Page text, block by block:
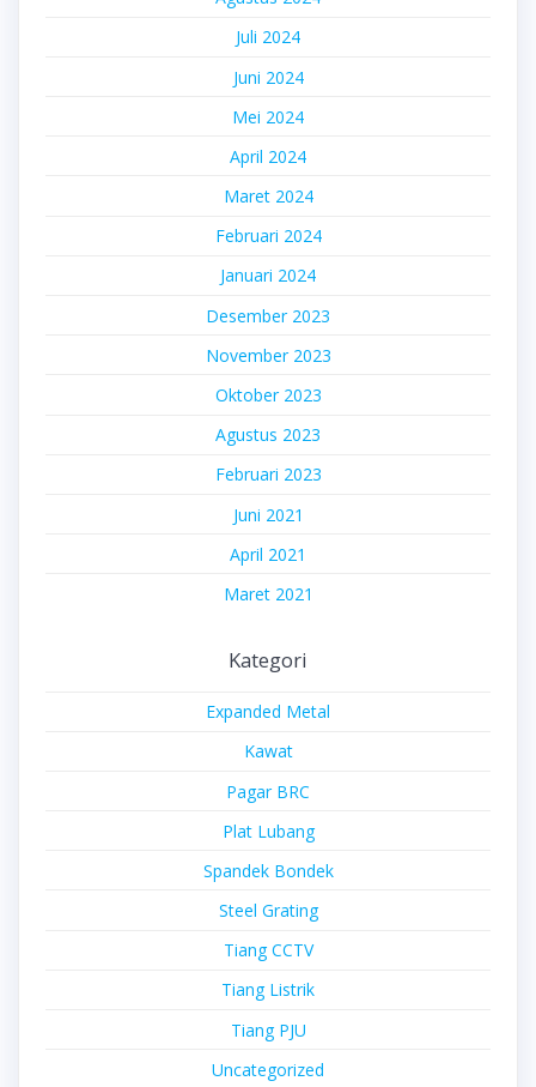
Juli 2024
Juni 2024
Mei 2024
April 2024
Maret 2024
Februari 2024
Januari 2024
Desember 2023
November 2023
Oktober 2023
Agustus 2023
Februari 2023
Juni 2021
April 2021
Maret 2021
Kategori
Expanded Metal
Kawat
Pagar BRC
Plat Lubang
Spandek Bondek
Steel Grating
Tiang CCTV
Tiang Listrik
Tiang PJU
Uncategorized